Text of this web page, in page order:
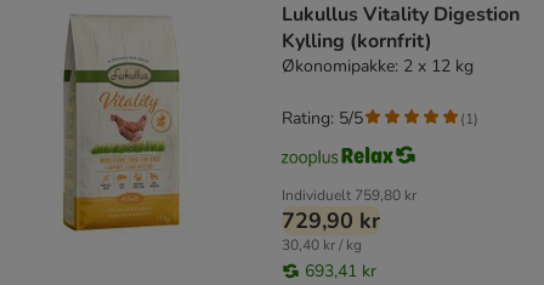
Lukullus Vitality Digestion
Kylling (kornfrit)
Økonomipakke: 2 x 12 kg
Individuelt 759,80 kr
729,90 kr
30,40 kr / kg
693,41 kr
Rating: 5/5 (1)